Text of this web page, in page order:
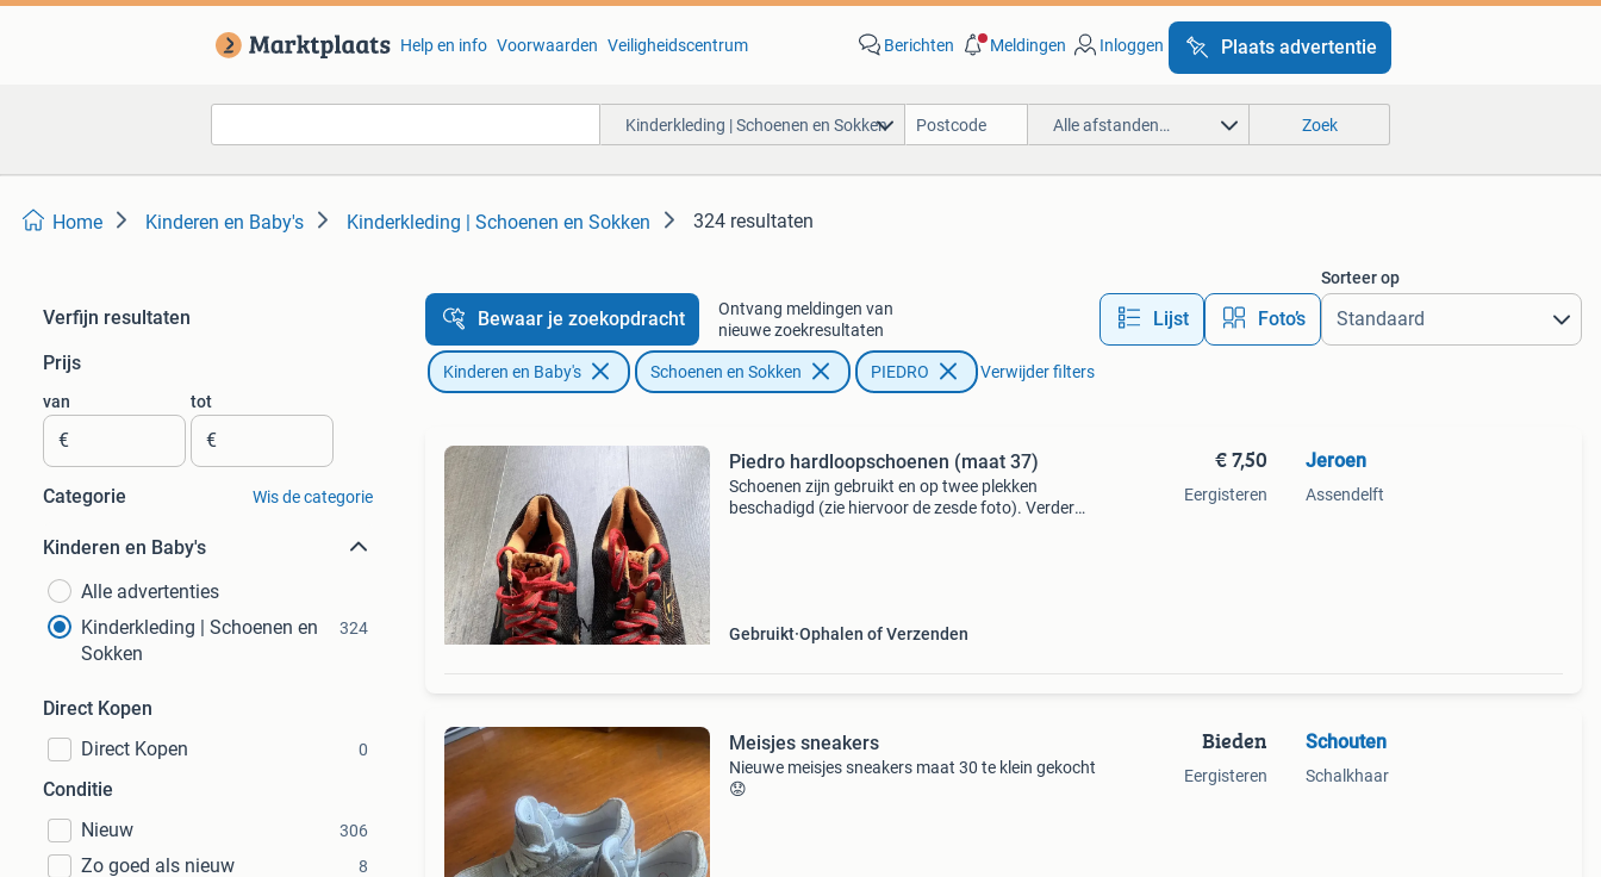
Help en info Voorwaarden Veiligheidscentrum Berichten Meldingen Inloggen Plaats advertentie
Kinderkleding | Schoenen en Sokken Alle afstanden… Zoek
Home Kinderen en Baby's Kinderkleding | Schoenen en Sokken 324 resultaten
Verfijn resultaten
Prijs
van
€
tot
€
Categorie Wis de categorie
Kinderen en Baby's
Alle advertenties
Kinderkleding | Schoenen en
Sokken
324
Direct Kopen
Direct Kopen
0
Conditie
Nieuw
306
Zo goed als nieuw 8
Bewaar je zoekopdracht
Ontvang meldingen van
nieuwe zoekresultaten
Lijst Foto’s
Sorteer op
Kinderen en Baby's Schoenen en Sokken PIEDRO Verwijder filters
Piedro hardloopschoenen (maat 37)
Schoenen zijn gebruikt en op twee plekken
beschadigd (zie hiervoor de zesde foto). Verder
Gebruikt Ophalen of Verzenden
€ 7,50
Eergisteren
Jeroen
Assendelft
Meisjes sneakers
Nieuwe meisjes sneakers maat 30 te klein gekocht
😟
Bieden
Eergisteren
Schouten
Schalkhaar